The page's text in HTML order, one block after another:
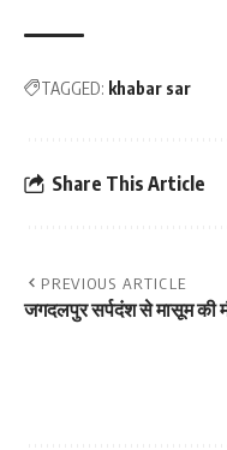
TAGGED: khabar sar
Share This Article
PREVIOUS ARTICLE
जगदलपुर सर्पदंश से मासूम की